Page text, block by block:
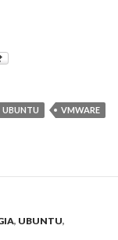
UBUNTU
VMWARE
, UBUNTU,